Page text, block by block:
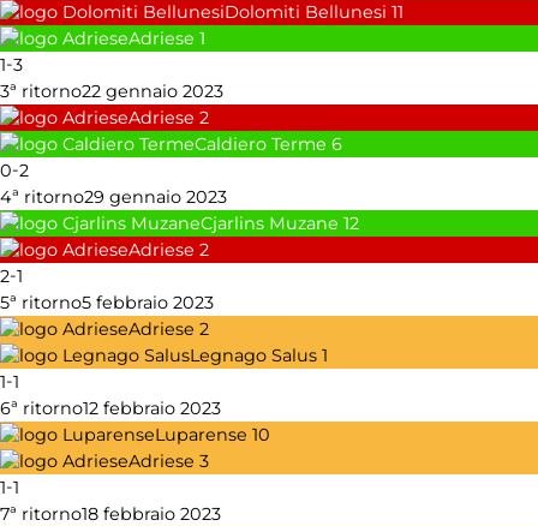
Dolomiti Bellunesi 11
Adriese 1
1-3
3ª ritorno22 gennaio 2023
Adriese 2
Caldiero Terme 6
0-2
4ª ritorno29 gennaio 2023
Cjarlins Muzane 12
Adriese 2
2-1
5ª ritorno5 febbraio 2023
Adriese 2
Legnago Salus 1
1-1
6ª ritorno12 febbraio 2023
Luparense 10
Adriese 3
1-1
7ª ritorno18 febbraio 2023